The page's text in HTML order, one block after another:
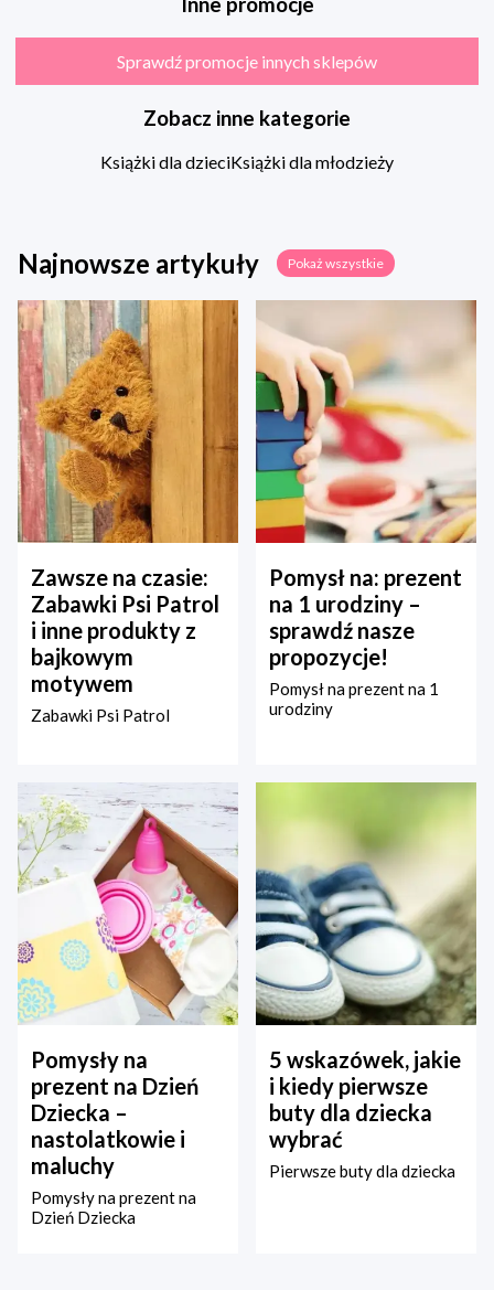
Inne promocje
Sprawdź promocje innych sklepów
Zobacz inne kategorie
Książki dla dzieciKsiążki dla młodzieży
Najnowsze artykuły Pokaż wszystkie
Zawsze na czasie:
Zabawki Psi Patrol
i inne produkty z
bajkowym
motywem
Zabawki Psi Patrol
Pomysł na: prezent
na 1 urodziny –
sprawdź nasze
propozycje!
Pomysł na prezent na 1
urodziny
Pomysły na
prezent na Dzień
Dziecka –
nastolatkowie i
maluchy
Pomysły na prezent na
Dzień Dziecka
5 wskazówek, jakie
i kiedy pierwsze
buty dla dziecka
wybrać
Pierwsze buty dla dziecka